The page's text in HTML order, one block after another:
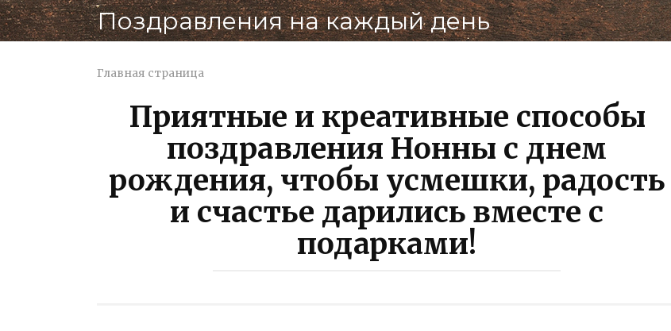
Перейти
к
Поздравления на каждый день
Главная страница
Приятные и креативные способы
поздравления Нонны с днем
рождения, чтобы усмешки, радость
и счастье дарились вместе с
подарками!